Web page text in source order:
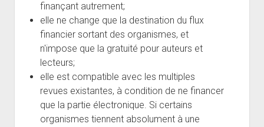
finançant autrement;
elle ne change que la destination du flux
financier sortant des organismes, et
n'impose que la gratuité pour auteurs et
lecteurs;
elle est compatible avec les multiples
revues existantes, à condition de ne financer
que la partie électronique. Si certains
organismes tiennent absolument à une